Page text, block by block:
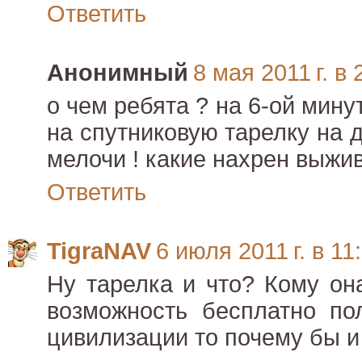
Ответить
Анонимный 8 мая 2011 г. в
о чем ребята ? на 6-ой
на спутниковую тарелку на
мелочи ! какие нахрен
Ответить
TigraNAV 6 июля 2011 г. в
Ну тарелка и что? Кому
возможность бесплатно
цивилизации то почему бы